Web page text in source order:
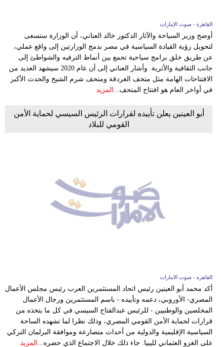
القاهرة - صوت الإمارات
أوضح وزير السياحة والآثار الدكتور خالد العناني، أن الوزارة ستسعى
لتحويل رؤية القيادة السياسية في مصر بدمج الوزارتين إلى واقع عملي،
عن طريق خلق برامج سياحية تجمع بين أنماط الترفيه والشواطئ إلى
جانب الثقافية والأثرية. وأشار العناني إلى أن عام 2020 سيشهد العديد من
الافتتاحات الهامة مثل متحف الغردقة ومتحف شرم الشيخ والحدث الأكبر
في أواخر العام هو افتتاح المتحف... المزيد
أبو العينين يعلن تأييده لقرارات الرئيس السيسي لحماية الأمن
القومي للبلاد
القاهره - صوت الامارات
أكد محمد أبو العينين رئيس اتحاد المستثمرين العرب رئيس مجلس الأعمال
المصري- الأوروبي، دعمه وتأييده - باسم المستثمرين ورجال الأعمال
المخلصين والوطنيين - للرئيس عبدالفتاح السيسي في كل ما يتخذه من
قرارات لحماية الأمن القومي المصري، وذلك نظرا لما تشهده الساحة
السياسية الإقليمية والدولية من أحداث متصارعة وموافقة البرلمان التركي
على الغزو العثماني لليبيا. جاء ذلك خلال الاجتماع الذي حضره... المزيد